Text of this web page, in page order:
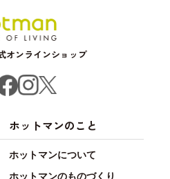
オンラインショップ
ホットマンのこと
ホットマンについて
ホットマンのものづくり